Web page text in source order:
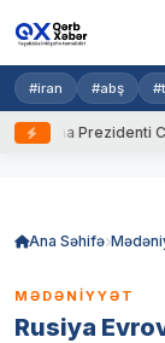
#iran #abş
Prezidenti
Ana Səhifə
MƏDƏNIYYƏT
Rusiya